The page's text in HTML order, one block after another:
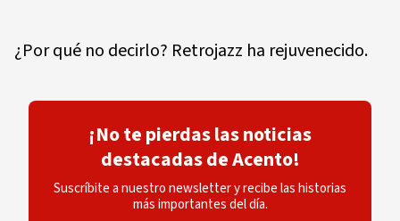
¿Por qué no decirlo? Retrojazz ha rejuvenecido.
¡No te pierdas las noticias
destacadas de Acento!
Suscríbite a nuestro newsletter y recibe las historias
más importantes del día.